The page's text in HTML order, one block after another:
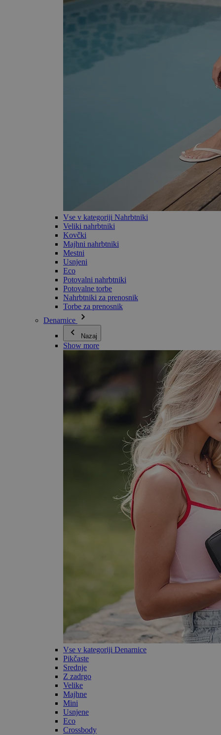
Vse v kategoriji Nahrbtniki
Veliki nahrbtniki
Kovčki
Majhni nahrbtniki
Mestni
Usnjeni
Eco
Potovalni nahrbtniki
Potovalne torbe
Nahrbtniki za prenosnik
Torbe za prenosnik
Denarnice
Nazaj
Show more
Vse v kategoriji Denarnice
Pikčaste
Srednje
Z zadrgo
Velike
Majhne
Mini
Usnjene
Eco
Crossbody